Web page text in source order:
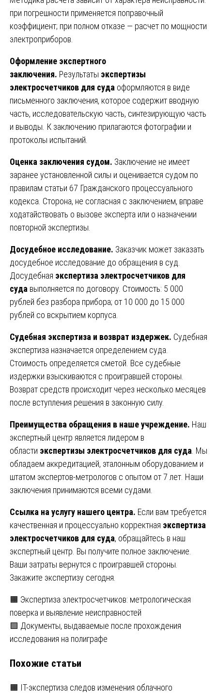
при погрешности применяется поправочный
коэффициент; при полном отказе — расчет по мощности
электроприборов.
Оформление экспертного
заключения. Результаты экспертизы
электросчетчиков для суда оформляются в виде
письменного заключения, которое содержит вводную
часть, исследовательскую часть, синтезирующую часть
и выводы. К заключению прилагаются фотографии и
протоколы испытаний.
Оценка заключения судом. Заключение не имеет
заранее установленной силы и оценивается судом по
правилам статьи 67 Гражданского процессуального
кодекса. Сторона, не согласная с заключением, вправе
ходатайствовать о вызове эксперта или о назначении
повторной экспертизы.
Досудебное исследование. Заказчик может заказать
досудебное исследование до обращения в суд.
Досудебная экспертиза электросчетчиков для
суда выполняется по договору. Стоимость: 5 000
рублей без разбора прибора; от 10 000 до 15 000
рублей со вскрытием корпуса.
Судебная экспертиза и возврат издержек. Судебная
экспертиза назначается определением суда.
Стоимость определяется сметой. Все судебные
издержки взыскиваются с проигравшей стороны.
Возврат средств происходит через несколько месяцев
после вступления решения в законную силу.
Преимущества обращения в наше учреждение. Наш
экспертный центр является лидером в
области экспертизы электросчетчиков для суда . Мы
обладаем аккредитацией, эталонным оборудованием и
штатом экспертов-метрологов с опытом от 7 лет. Наши
заключения принимаются всеми судами.
Ссылка на услугу нашего центра. Если вам требуется
качественная и процессуально корректная экспертиза
электросчетчиков для суда, обращайтесь в наш
экспертный центр. Вы получите полное заключение.
Ваши затраты вернутся с проигравшей стороны.
Закажите экспертизу сегодня.
Навигация
по
записям
🟧 Экспертиза электросчетчиков: метрологическая
поверка и выявление неисправностей
🟩 Документы, выдаваемые после прохождения
исследования на полиграфе
Похожие статьи
🟧 IT-экспертиза следов изменения облачного